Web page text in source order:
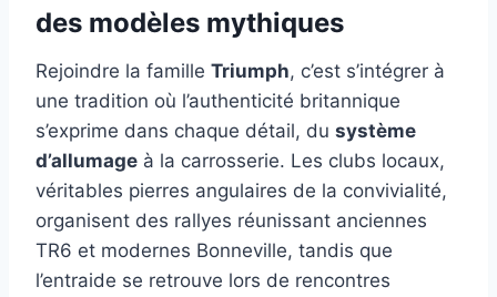
des modèles mythiques
Rejoindre la famille Triumph, c’est s’intégrer à
une tradition où l’authenticité britannique
s’exprime dans chaque détail, du système
d’allumage à la carrosserie. Les clubs locaux,
véritables pierres angulaires de la convivialité,
organisent des rallyes réunissant anciennes
TR6 et modernes Bonneville, tandis que
l’entraide se retrouve lors de rencontres